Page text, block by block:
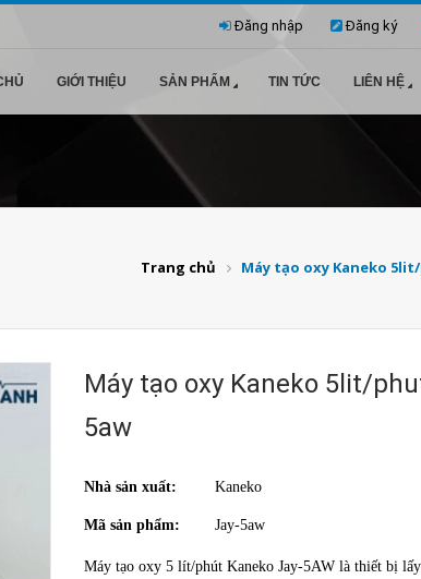
Đăng nhập Đăng ký
GIỚI THIỆU SẢN PHẨM TIN TỨC LIÊN HỆ
Trang chủ Máy tạo oxy Kaneko
Máy tạo oxy Kaneko 5lit/
5aw
Nhà sản xuất: Kaneko
Mã sản phẩm: Jay-5aw
Máy tạo oxy 5 lít/phút Kaneko Jay-5AW là thiết bị